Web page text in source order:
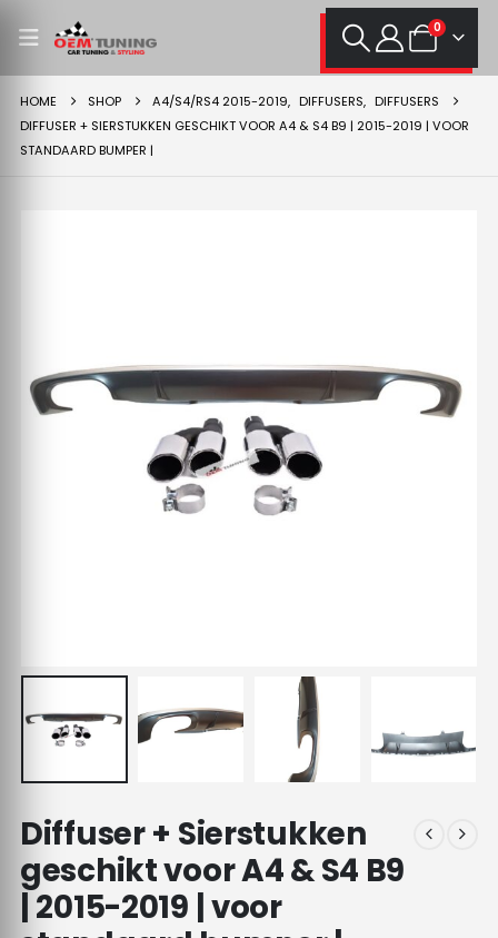
0
HOME SHOP A4/S4/RS4 2015-2019, DIFFUSERS, DIFFUSERS
DIFFUSER + SIERSTUKKEN GESCHIKT VOOR A4 & S4 B9 | 2015-2019 | VOOR
STANDAARD BUMPER |
Diffuser + Sierstukken
geschikt voor A4 & S4 B9
| 2015-2019 | voor